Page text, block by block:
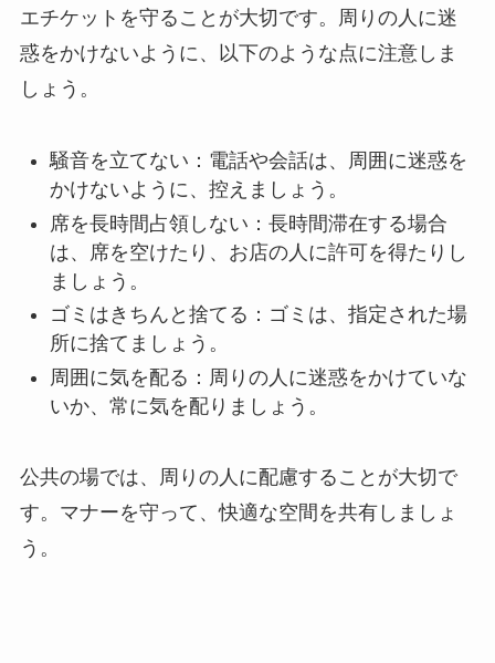
エチケットを守ることが大切です。周りの人に迷
惑をかけないように、以下のような点に注意しま
しょう。
騒音を立てない：電話や会話は、周囲に迷惑を
かけないように、控えましょう。
席を長時間占領しない：長時間滞在する場合
は、席を空けたり、お店の人に許可を得たりし
ましょう。
ゴミはきちんと捨てる：ゴミは、指定された場
所に捨てましょう。
周囲に気を配る：周りの人に迷惑をかけていな
いか、常に気を配りましょう。
公共の場では、周りの人に配慮することが大切で
す。マナーを守って、快適な空間を共有しましょ
う。